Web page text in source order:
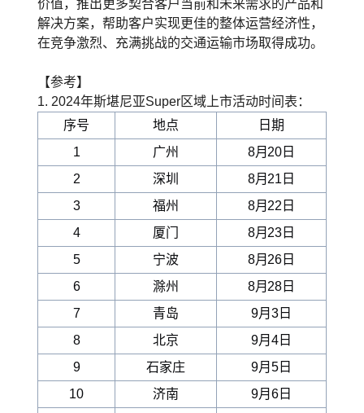
价值，推出更多契合客户当前和未来需求的产品和
解决方案，帮助客户实现更佳的整体运营经济性，
在竞争激烈、充满挑战的交通运输市场取得成功。
【参考】
1. 2024年斯堪尼亚Super区域上市活动时间表：
序号
地点
日期
1
广州
8月20日
2
深圳
8月21日
3
福州
8月22日
4
厦门
8月23日
5
宁波
8月26日
6
滁州
8月28日
7
青岛
9月3日
8
北京
9月4日
9
石家庄
9月5日
10
济南
9月6日